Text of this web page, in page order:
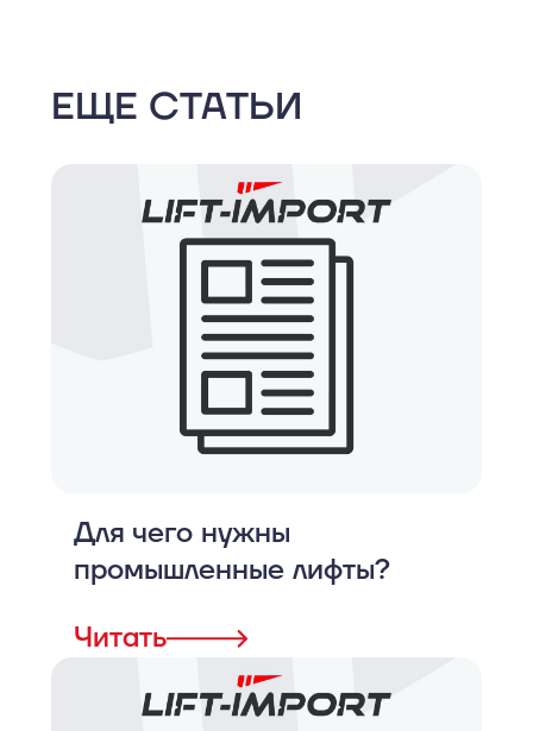
ЕЩЕ СТАТЬИ
Для чего нужны
промышленные лифты?
Читать